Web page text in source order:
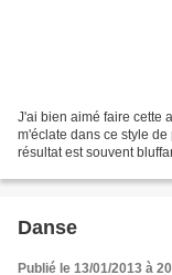
J'ai bien aimé faire cette
m'éclate dans ce style
résultat est souvent
Danse
Publié le 13/01/2013 à